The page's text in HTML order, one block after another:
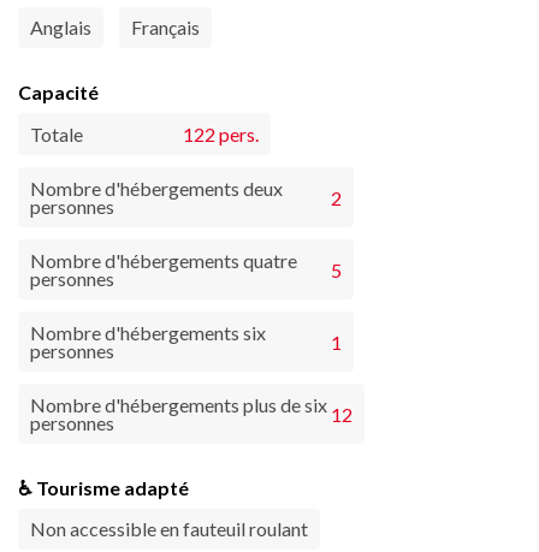
Anglais
Français
Capacité
Totale
122 pers.
Nombre d'hébergements deux
personnes 2
Nombre d'hébergements quatre
personnes 5
Nombre d'hébergements six
personnes 1
Nombre d'hébergements plus de six
personnes 12
♿ Tourisme adapté
Non accessible en fauteuil roulant